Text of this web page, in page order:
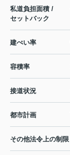
私道負担面積 /
セットバック
建ぺい率
容積率
接道状況
都市計画
その他法令上の制限